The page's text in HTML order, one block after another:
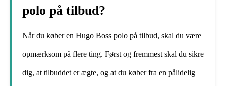
polo på tilbud?
Når du køber en Hugo Boss polo på tilbud, skal du være
opmærksom på flere ting. Først og fremmest skal du sikre
dig, at tilbuddet er ægte, og at du køber fra en pålidelig